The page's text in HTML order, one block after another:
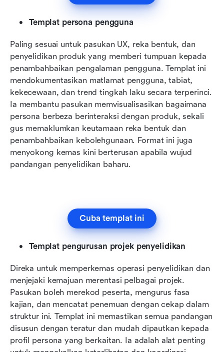
Templat persona pengguna
Paling sesuai untuk pasukan UX, reka bentuk, dan
penyelidikan produk yang memberi tumpuan kepada
penambahbaikan pengalaman pengguna. Templat ini
mendokumentasikan matlamat pengguna, tabiat,
kekecewaan, dan trend tingkah laku secara terperinci.
Ia membantu pasukan memvisualisasikan bagaimana
persona berbeza berinteraksi dengan produk, sekali
gus memaklumkan keutamaan reka bentuk dan
penambahbaikan kebolehgunaan. Format ini juga
menyokong kemas kini berterusan apabila wujud
pandangan penyelidikan baharu.
Cuba templat ini
Templat pengurusan projek penyelidikan
Direka untuk memperkemas operasi penyelidikan dan
menjejaki kemajuan merentasi pelbagai projek.
Pasukan boleh merekod peserta, mengurus fasa
kajian, dan mencatat penemuan dengan cekap dalam
struktur ini. Templat ini memastikan semua pandangan
disusun dengan teratur dan mudah dipautkan kepada
profil persona yang berkaitan. Ia adalah alat penting